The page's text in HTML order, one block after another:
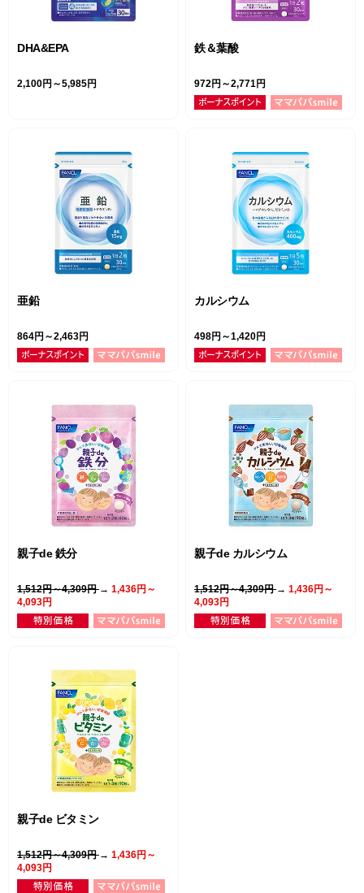
DHA&EPA
2,100円～5,985円
鉄＆葉酸
972円～2,771円
亜鉛
864円～2,463円
カルシウム
498円～1,420円
親子de 鉄分
1,512円～4,309円 → 1,436円～
4,093円
親子de カルシウム
1,512円～4,309円 → 1,436円～
4,093円
親子de ビタミン
1,512円～4,309円 → 1,436円～
4,093円